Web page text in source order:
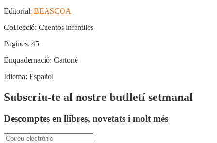
Editorial: BEASCOA
Col.lecció: Cuentos infantiles
Pàgines: 45
Enquadernació: Cartoné
Idioma: Español
Subscriu-te al nostre butlletí setmanal
Descomptes en llibres, novetats i molt més